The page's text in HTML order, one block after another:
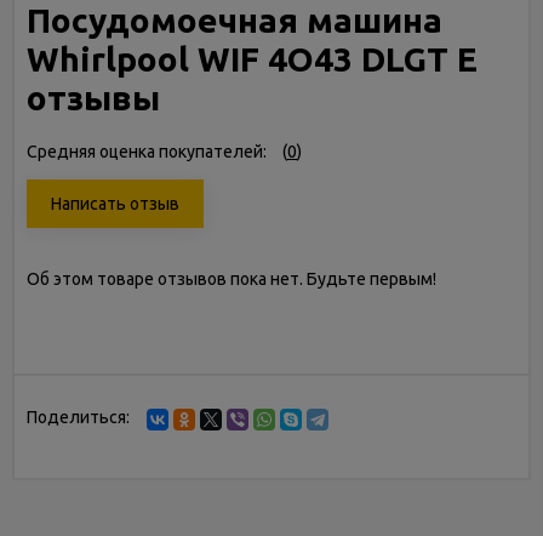
Посудомоечная машина
Whirlpool WIF 4O43 DLGT E
отзывы
Средняя оценка покупателей: (0)
Написать отзыв
Об этом товаре отзывов пока нет. Будьте первым!
Поделиться: